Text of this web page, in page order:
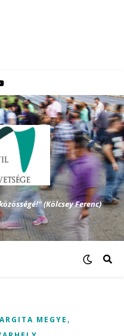
(Kölcsey Ferenc)
MEGYE ,